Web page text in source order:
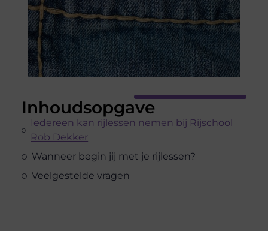
Inhoudsopgave
Iedereen kan rijlessen nemen bij Rijschool
Rob Dekker
Wanneer begin jij met je rijlessen?
Veelgestelde vragen